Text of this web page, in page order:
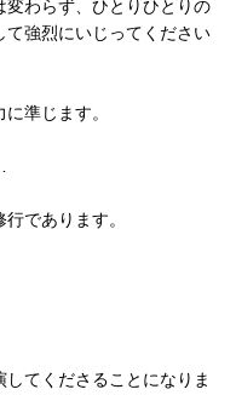
わらず、ひとりひとりの
強烈にいじってください
準じます。
であります。
てくださることになりま